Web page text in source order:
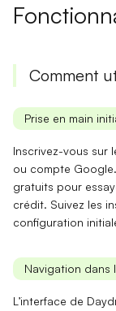
Comment
Prise en main
Inscrivez-vous sur
ou compte
gratuits pour
crédit. Suivez les
configuration
Navigation dans
L’interface de